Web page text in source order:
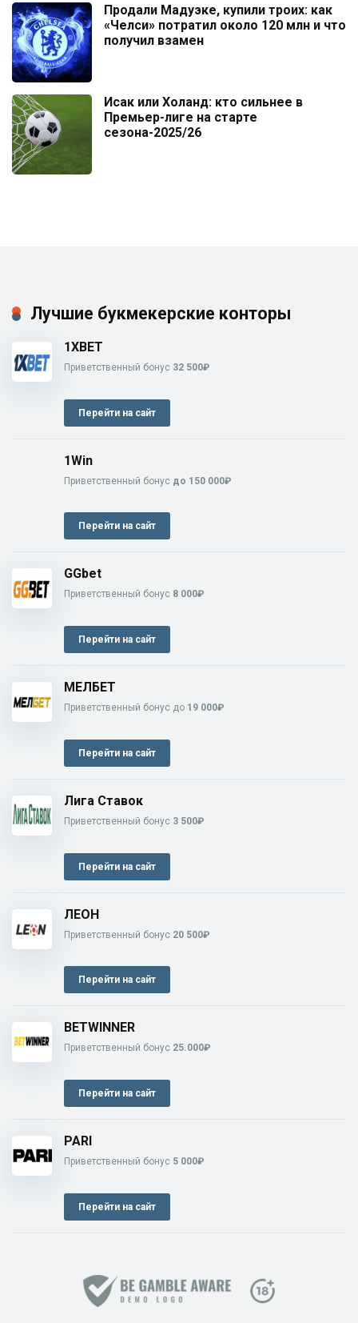
Продали Мадуэке, купили троих: как
«Челси» потратил около 120 млн и что
получил взамен
Исак или Холанд: кто сильнее в
Премьер-лиге на старте
сезона-2025/26
Лучшие букмекерские конторы
1XBET
Приветственный бонус 32 500₽
Перейти на сайт
1Win
Приветственный бонус до 150 000₽
Перейти на сайт
GGbet
Приветственный бонус 8 000₽
Перейти на сайт
МЕЛБЕТ
Приветственный бонус до 19 000₽
Перейти на сайт
Лига Ставок
Приветственный бонус 3 500₽
Перейти на сайт
ЛЕОН
Приветственный бонус 20 500₽
Перейти на сайт
BETWINNER
Приветственный бонус 25.000₽
Перейти на сайт
PARI
Приветственный бонус 5 000₽
Перейти на сайт